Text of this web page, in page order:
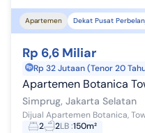
Apartemen Dekat Pusat
Rp 6,6 Miliar
Rp 32 Jutaan (Tenor 20
Apartemen Botanica Tower
Simprug, Jakarta Selatan
2
2LB:150m²